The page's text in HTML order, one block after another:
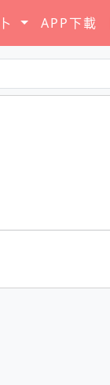
APP下載